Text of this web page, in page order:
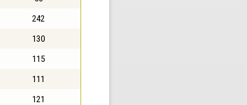
242
130
115
111
121